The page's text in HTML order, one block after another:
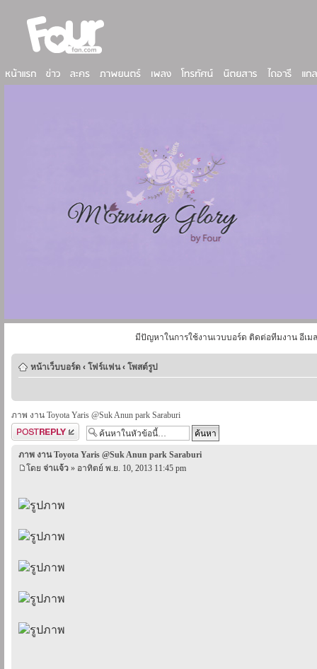
มีปัญหาในการใช้งานเวบบอร์ด ติดต่อทีมงาน อีเม
หน้าเว็บบอร์ด ‹ โฟร์แฟน ‹ โพสต์รูป
ภาพ งาน Toyota Yaris @Suk Anun park Saraburi
ตอบกระทู้
ภาพ งาน Toyota Yaris @Suk Anun park Saraburi
โดย จ่าเเจ้ว » อาทิตย์ พ.ย. 10, 2013 11:45 pm